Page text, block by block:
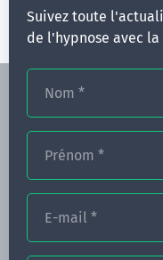
Suivez toute
de l'hypnose avec
Nom *
Prénom *
E-mail *
FORMATIONS
NOS FORMATEURS